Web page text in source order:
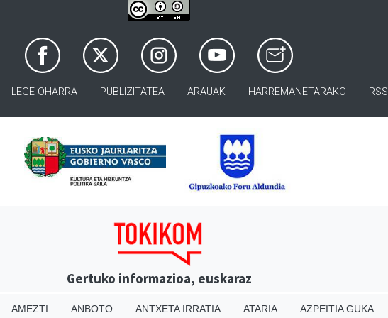
LEGE OHARRA PUBLIZITATEA ARAUAK HARREMANETARAKO RSS
Gertuko informazioa, euskaraz
AMEZTI ANBOTO ANTXETA IRRATIA ATARIA AZPEITIA GUKA